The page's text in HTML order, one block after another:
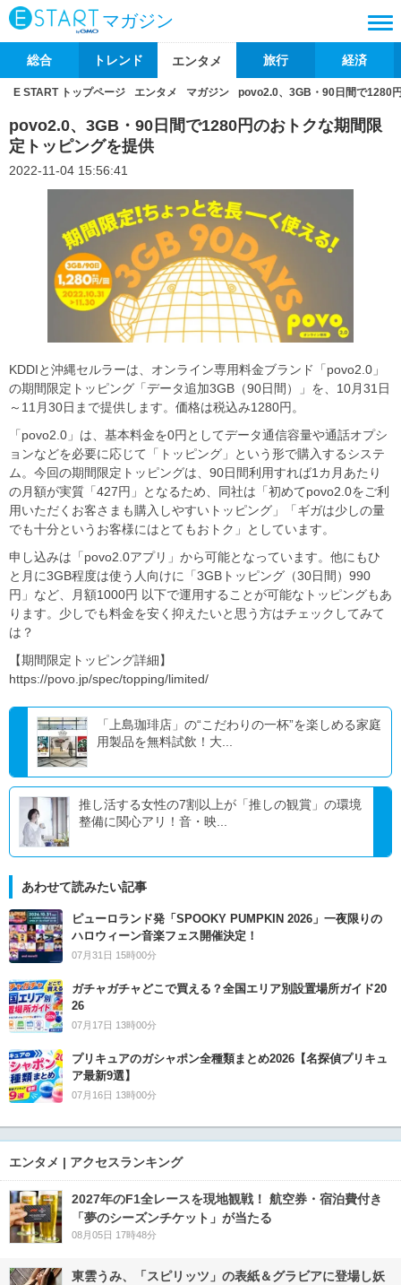
マガジン
総合 トレンド エンタメ 旅行 経済
E START トップページ エンタメ マガジン povo2.0、3GB・90日間で1280
povo2.0、3GB・90日間で1280円のおトクな期間限
定トッピングを提供
2022-11-04 15:56:41
KDDIと沖縄セルラーは、オンライン専用料金ブランド「povo2.0」
の期間限定トッピング「データ追加3GB（90日間）」を、10月31日
～11月30日まで提供します。価格は税込み1280円。
「povo2.0」は、基本料金を0円としてデータ通信容量や通話オプシ
ョンなどを必要に応じて「トッピング」という形で購入するシステ
ム。今回の期間限定トッピングは、90日間利用すれば1カ月あたり
の月額が実質「427円」となるため、同社は「初めてpovo2.0をご利
用いただくお客さまも購入しやすいトッピング」「ギガは少しの量
でも十分というお客様にはとてもおトク」としています。
申し込みは「povo2.0アプリ」から可能となっています。他にもひ
と月に3GB程度は使う人向けに「3GBトッピング（30日間）990
円」など、月額1000円 以下で運用することが可能なトッピングもあ
ります。少しでも料金を安く抑えたいと思う方はチェックしてみて
は？
【期間限定トッピング詳細】
https://povo.jp/spec/topping/limited/
「上島珈琲店」の“こだわりの一杯”を楽しめる家庭
用製品を無料試飲！大...
推し活する女性の7割以上が「推しの観賞」の環境
整備に関心アリ！音・映...
あわせて読みたい記事
ピューロランド発「SPOOKY PUMPKIN 2026」一夜限りの
ハロウィーン音楽フェス開催決定！
07月31日 15時00分
ガチャガチャどこで買える？全国エリア別設置場所ガイド20
26
07月17日 13時00分
プリキュアのガシャポン全種類まとめ2026【名探偵プリキュ
ア最新9選】
07月16日 13時00分
エンタメ | アクセスランキング
2027年のF1全レースを現地観戦！ 航空券・宿泊費付き
「夢のシーズンチケット」が当たる
08月05日 17時48分
東雲うみ、「スピリッツ」の表紙＆グラビアに登場し妖